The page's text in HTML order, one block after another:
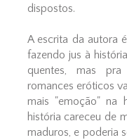
dispostos.
A escrita da autora
fazendo jus à
quentes, mas
romances eróticos
mais "emoção" na
história careceu de
maduros, e poderia